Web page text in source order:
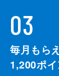
03
毎月もら
1,200ポイ